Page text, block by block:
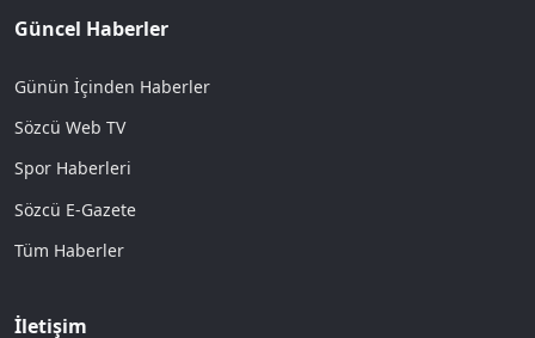
Güncel Haberler
Günün İçinden Haberler
Sözcü Web TV
Spor Haberleri
Sözcü E-Gazete
Tüm Haberler
İletişim